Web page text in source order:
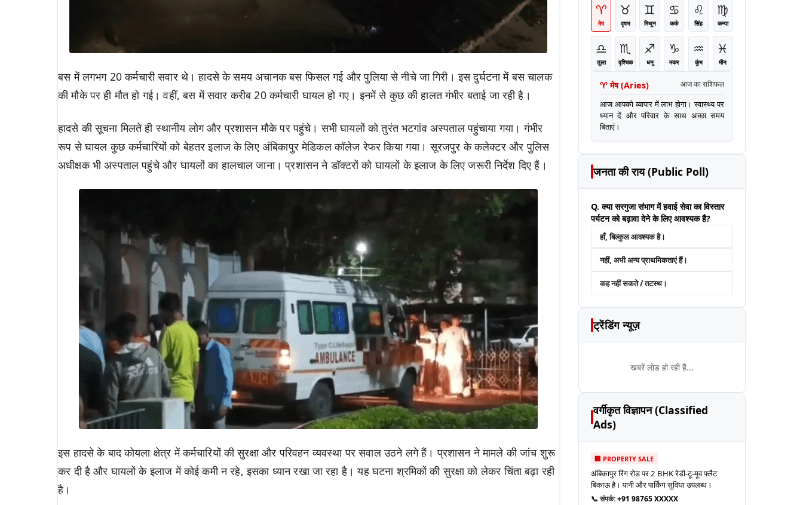
बस में लगभग 20 कर्मचारी सवार थे। हादसे के समय अचानक बस फिसल गई और पुलिया से नीचे जा गिरी। इस दुर्घटना में बस चालक
की मौके पर ही मौत हो गई। वहीं, बस में सवार करीब 20 कर्मचारी घायल हो गए। इनमें से कुछ की हालत गंभीर बताई जा रही है।
हादसे की सूचना मिलते ही स्थानीय लोग और प्रशासन मौके पर पहुंचे। सभी घायलों को तुरंत भटगांव अस्पताल पहुंचाया गया। गंभीर
रूप से घायल कुछ कर्मचारियों को बेहतर इलाज के लिए अंबिकापुर मेडिकल कॉलेज रेफर किया गया। सूरजपुर के कलेक्टर और पुलिस
अधीक्षक भी अस्पताल पहुंचे और घायलों का हालचाल जाना। प्रशासन ने डॉक्टरों को घायलों के इलाज के लिए जरूरी निर्देश दिए हैं।
इस हादसे के बाद कोयला क्षेत्र में कर्मचारियों की सुरक्षा और परिवहन व्यवस्था पर सवाल उठने लगे हैं। प्रशासन ने मामले की जांच शुरू
कर दी है और घायलों के इलाज में कोई कमी न रहे, इसका ध्यान रखा जा रहा है। यह घटना श्रमिकों की सुरक्षा को लेकर चिंता बढ़ा रही
है।
♈
मेष
♉
वृषभ
♊
मिथुन
♋
कर्क
♌
सिंह
♍
कन्या
♎
तुला
♏
वृश्चिक
♐
धनु
♑
मकर
♒
कुंभ
♓
मीन
♈ मेष(Aries) आज का राशिफल
आज आपको व्यापार में लाभ होगा। स्वास्थ्य पर
ध्यान दें और परिवार के साथ अच्छा समय
बिताएं।
जनता की राय (Public Poll)
Q. क्या सरगुजा संभाग में हवाई सेवा का विस्तार
पर्यटन को बढ़ावा देने के लिए आवश्यक है?
हाँ, बिल्कुल आवश्यक है।
नहीं, अभी अन्य प्राथमिकताएं हैं।
कह नहीं सकते / तटस्थ।
ट्रेंडिंग न्यूज़
खबरें लोड हो रही हैं...
वर्गीकृत विज्ञापन (Classified
Ads)
🏢 PROPERTY SALE
अंबिकापुर रिंग रोड पर 2 BHK रेडी-टू-मूव फ्लैट
बिकाऊ है। पानी और पार्किंग सुविधा उपलब्ध।
📞 संपर्क:+91 98765 XXXXX